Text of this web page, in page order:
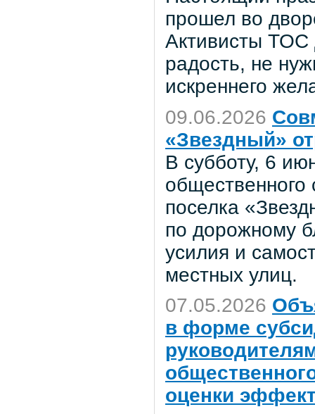
прошел во
Активисты ТОС
радость, не
искреннего
09.06.2026
«Звездный»
В субботу, 6
общественного
поселка
по дорожному
усилия и
местных улиц.
07.05.2026
в форме
оценки